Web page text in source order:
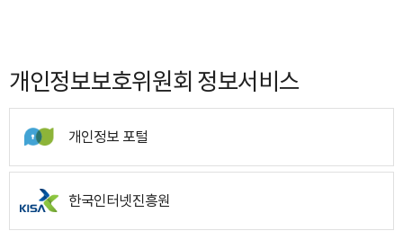
개인정보보호위원회 정보서비스
개인정보 포털
한국인터넷진흥원